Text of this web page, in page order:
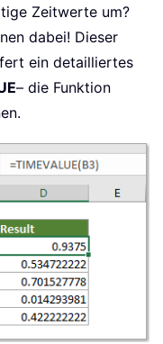
Zeitwerte um?
dabei! Dieser
ein detailliertes
– die Funktion